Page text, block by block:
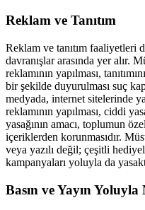
Reklam ve Tanıtım
Reklam ve tanıtım faaliyetleri
davranışlar arasında yer alır.
reklamının yapılması,
bir şekilde duyurulması suç
medyada, internet sitelerinde
reklamının yapılması, ciddi
yasağının amacı, toplumun
içeriklerden korunmasıdır.
veya yazılı değil; çeşitli
kampanyaları yoluyla da
Basın ve Yayın